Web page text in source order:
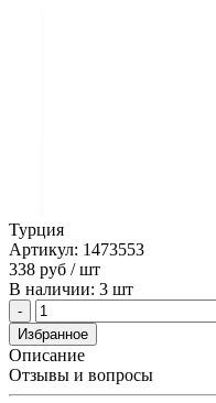
Турция
Артикул: 1473553
338 руб / шт
В наличии: 3 шт
Избранное
Описание
Отзывы и вопросы